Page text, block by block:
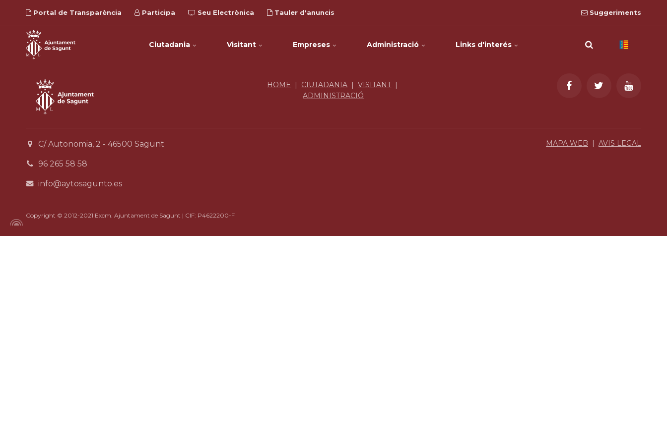
Portal de Transparència Participa Seu Electrònica Tauler d'anuncis Suggeriments
Ciutadania Visitant Empreses Administració Links d'interés
HOME | CIUTADANIA |VISITANT|
ADMINISTRACIÓ
C/ Autonomia, 2 - 46500 Sagunt
96 265 58 58
info@aytosagunto.es
MAPA WEB | AVIS LEGAL
Copyright © 2012-2021 Excm. Ajuntament de Sagunt | CIF: P4622200-F